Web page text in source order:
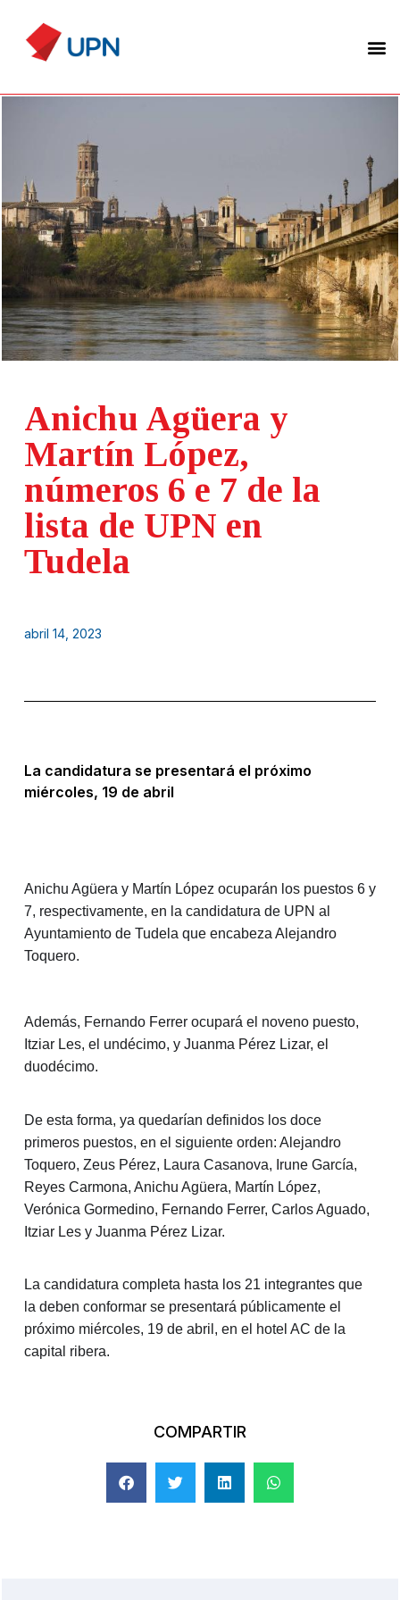
Anichu Agüera y
Martín López,
números 6 e 7 de la
lista de UPN en
Tudela
abril 14, 2023
La candidatura se presentará el próximo
miércoles, 19 de abril
Anichu Agüera y Martín López ocuparán los puestos 6 y
7, respectivamente, en la candidatura de UPN al
Ayuntamiento de Tudela que encabeza Alejandro
Toquero.
Además, Fernando Ferrer ocupará el noveno puesto,
Itziar Les, el undécimo, y Juanma Pérez Lizar, el
duodécimo.
De esta forma, ya quedarían definidos los doce
primeros puestos, en el siguiente orden: Alejandro
Toquero, Zeus Pérez, Laura Casanova, Irune García,
Reyes Carmona, Anichu Agüera, Martín López,
Verónica Gormedino, Fernando Ferrer, Carlos Aguado,
Itziar Les y Juanma Pérez Lizar.
La candidatura completa hasta los 21 integrantes que
la deben conformar se presentará públicamente el
próximo miércoles, 19 de abril, en el hotel AC de la
capital ribera.
COMPARTIR